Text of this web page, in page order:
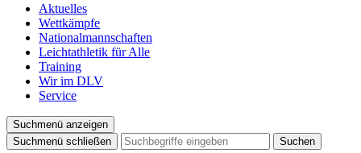
Aktuelles
Wettkämpfe
Nationalmannschaften
Leichtathletik für Alle
Training
Wir im DLV
Service
Suchmenü anzeigen
Suchmenü schließen
Suchen